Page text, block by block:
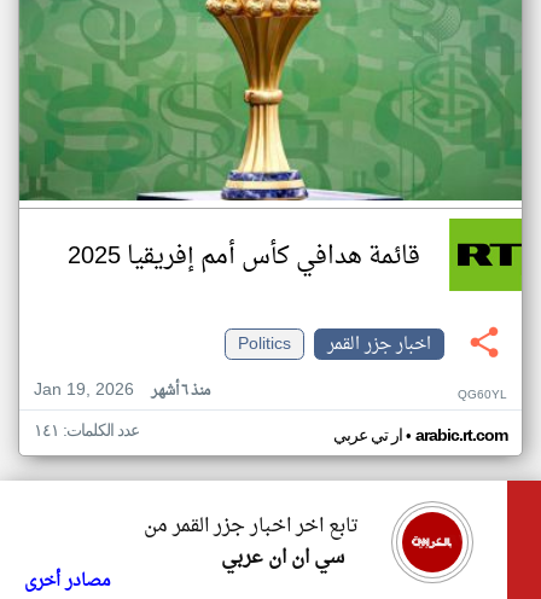
قائمة هدافي كأس أمم إفريقيا 2025
اخبار جزر القمر
Politics
Jan 19, 2026
منذ ٦ أشهر QG60YL
ار تي عربي• arabic.rt.com عدد الكلمات: ١٤١
تابع اخر اخبار جزر القمر من
سي ان ان عربي
مصادر أخرى